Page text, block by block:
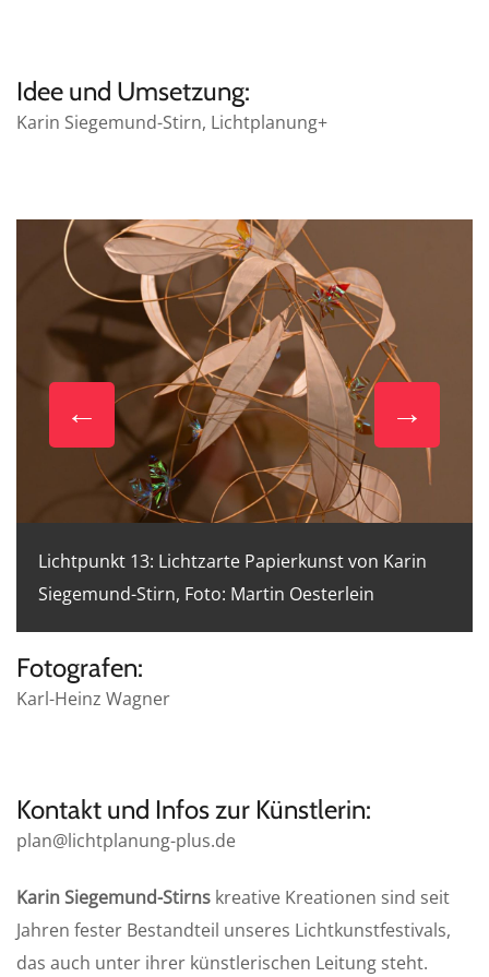
Idee und Umsetzung:
Karin Siegemund-Stirn, Lichtplanung+
Lichtpunkt 13: Lichtzarte Papierkunst von Karin
Siegemund-Stirn, Foto: Martin Oesterlein
Fotografen:
Karl-Heinz Wagner
Kontakt und Infos zur Künstlerin:
plan@lichtplanung-plus.de
Karin Siegemund-Stirns kreative Kreationen sind seit
Jahren fester Bestandteil unseres Lichtkunstfestivals,
das auch unter ihrer künstlerischen Leitung steht.